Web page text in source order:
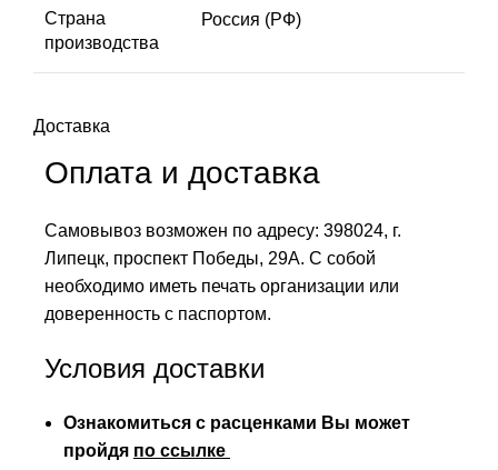
Страна
производства
Россия (РФ)
Доставка
Оплата и доставка
Самовывоз возможен по адресу: 398024, г.
Липецк, проспект Победы, 29А. С собой
необходимо иметь печать организации или
доверенность с паспортом.
Условия доставки
Ознакомиться с расценками Вы может
пройдя по ссылке